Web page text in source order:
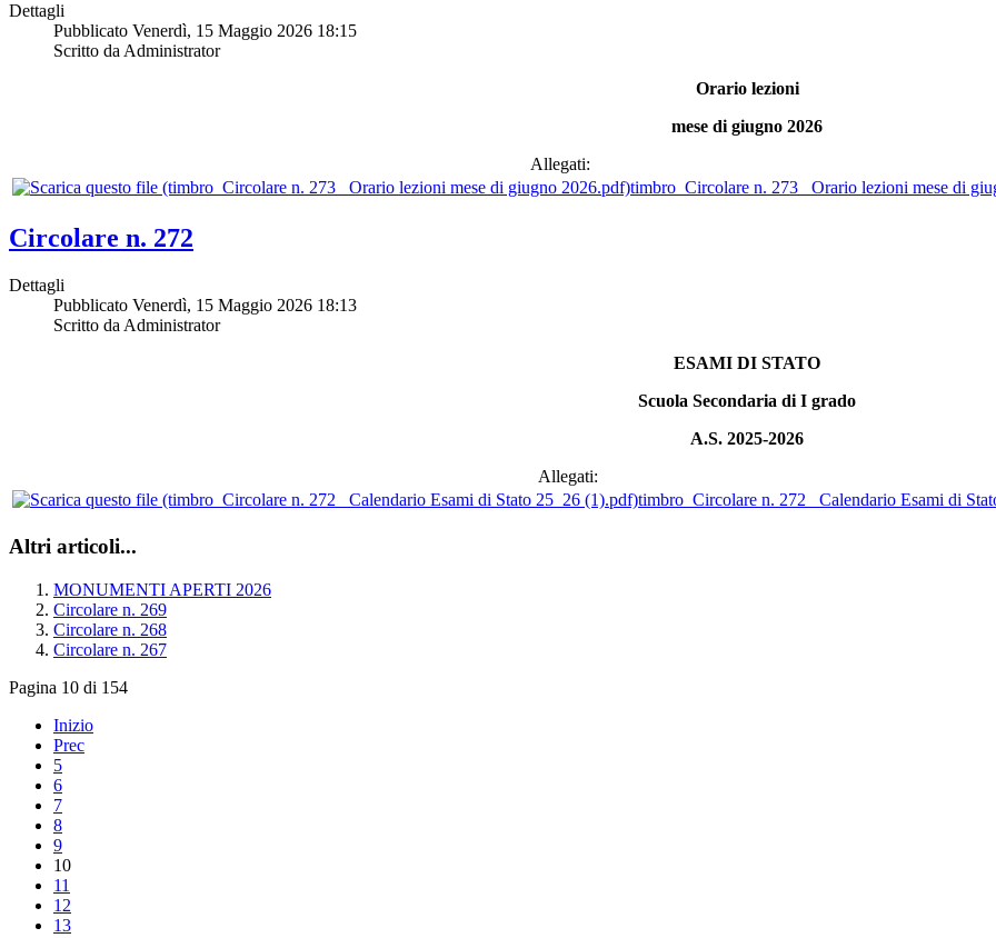
Dettagli
Pubblicato Venerdì, 15 Maggio 2026 18:15
Scritto da Administrator
Orario lezioni
mese di giugno 2026
Allegati:
timbro_Circolare n. 273_ Orario lezioni mese di
Circolare n. 272
Dettagli
Pubblicato Venerdì, 15 Maggio 2026 18:13
Scritto da Administrator
ESAMI DI STATO
Scuola Secondaria di I grado
A.S. 2025-2026
Allegati:
timbro_Circolare n. 272_ Calendario Esami di
Altri articoli...
MONUMENTI APERTI 2026
Circolare n. 269
Circolare n. 268
Circolare n. 267
Pagina 10 di 154
Inizio
Prec
5
6
7
8
9
10
11
12
13